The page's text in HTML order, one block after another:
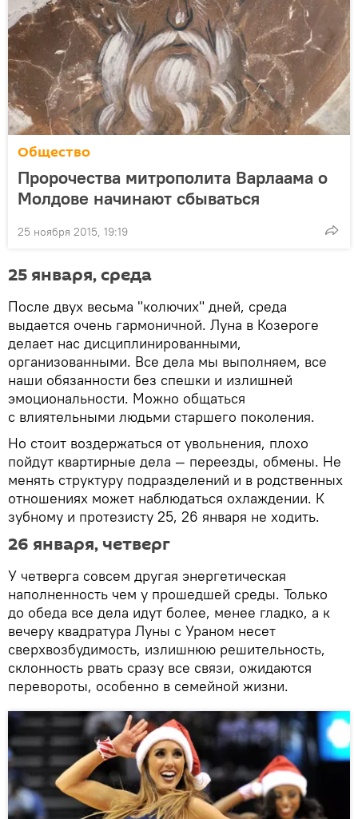
Общество
Пророчества митрополита Варлаама о
Молдове начинают сбываться
25 ноября 2015, 19:19
25 января, среда
После двух весьма "колючих" дней, среда
выдается очень гармоничной. Луна в Козероге
делает нас дисциплинированными,
организованными. Все дела мы выполняем, все
наши обязанности без спешки и излишней
эмоциональности. Можно общаться
с влиятельными людьми старшего поколения.
Но стоит воздержаться от увольнения, плохо
пойдут квартирные дела — переезды, обмены. Не
менять структуру подразделений и в родственных
отношениях может наблюдаться охлаждении. К
зубному и протезисту 25, 26 января не ходить.
26 января, четверг
У четверга совсем другая энергетическая
наполненность чем у прошедшей среды. Только
до обеда все дела идут более, менее гладко, а к
вечеру квадратура Луны с Ураном несет
сверхвозбудимость, излишнюю решительность,
склонность рвать сразу все связи, ожидаются
перевороты, особенно в семейной жизни.